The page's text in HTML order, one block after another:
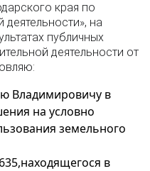
края по
на
публичных
деятельности от
Владимировичу в
на условно
земельного
в